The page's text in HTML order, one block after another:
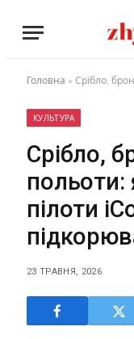
Головна » Срібло, бронза та
КУЛЬТУРА
Срібло,
польоти:
пілоти
23 ТРАВНЯ, 2026